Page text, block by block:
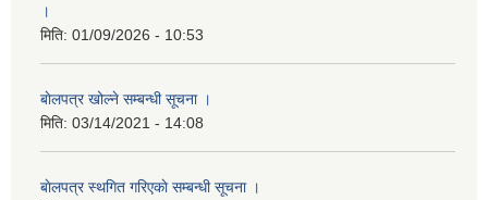
।
मिति: 01/09/2026 - 10:53
बाेलपत्र खोल्ने सम्बन्धी सूचना ।
मिति: 03/14/2021 - 14:08
बाेलपत्र स्थगित गरिएकाे सम्बन्धी सूचना ।